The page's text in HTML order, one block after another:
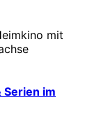
Serien im